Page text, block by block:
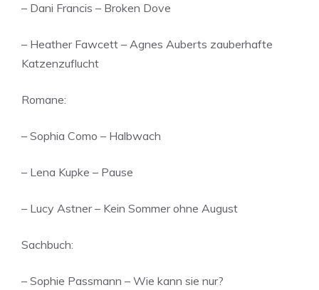
– Dani Francis – Broken Dove
– Heather Fawcett – Agnes Auberts zauberhafte
Katzenzuflucht
Romane:
– Sophia Como – Halbwach
– Lena Kupke – Pause
– Lucy Astner – Kein Sommer ohne August
Sachbuch:
– Sophie Passmann – Wie kann sie nur?